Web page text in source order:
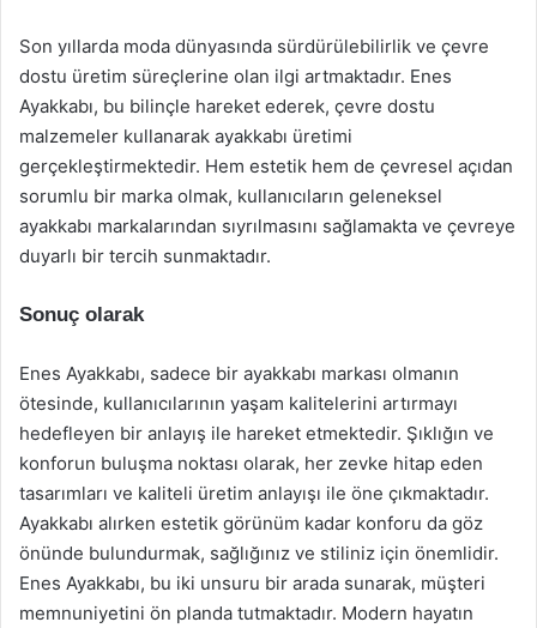
Son yıllarda moda dünyasında sürdürülebilirlik ve çevre
dostu üretim süreçlerine olan ilgi artmaktadır. Enes
Ayakkabı, bu bilinçle hareket ederek, çevre dostu
malzemeler kullanarak ayakkabı üretimi
gerçekleştirmektedir. Hem estetik hem de çevresel açıdan
sorumlu bir marka olmak, kullanıcıların geleneksel
ayakkabı markalarından sıyrılmasını sağlamakta ve çevreye
duyarlı bir tercih sunmaktadır.
Sonuç olarak
Enes Ayakkabı, sadece bir ayakkabı markası olmanın
ötesinde, kullanıcılarının yaşam kalitelerini artırmayı
hedefleyen bir anlayış ile hareket etmektedir. Şıklığın ve
konforun buluşma noktası olarak, her zevke hitap eden
tasarımları ve kaliteli üretim anlayışı ile öne çıkmaktadır.
Ayakkabı alırken estetik görünüm kadar konforu da göz
önünde bulundurmak, sağlığınız ve stiliniz için önemlidir.
Enes Ayakkabı, bu iki unsuru bir arada sunarak, müşteri
memnuniyetini ön planda tutmaktadır. Modern hayatın